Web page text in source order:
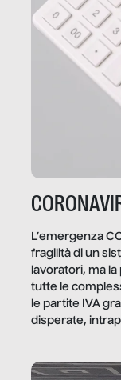
L’emergenza
fragilità di un
lavoratori, ma
tutte le
le partite IVA
disperate,